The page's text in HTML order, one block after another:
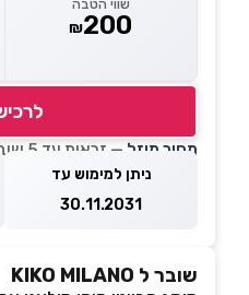
שווי הטבה
₪200
מחיר מוזל — זכאות עד 5 שוברים לחודש קלנדרי
ניתן למימוש עד
30.11.2031
שובר ל KIKO MILANO